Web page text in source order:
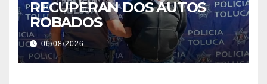
RECUPERAN DOS AUTOS
ROBADOS
06/08/2026